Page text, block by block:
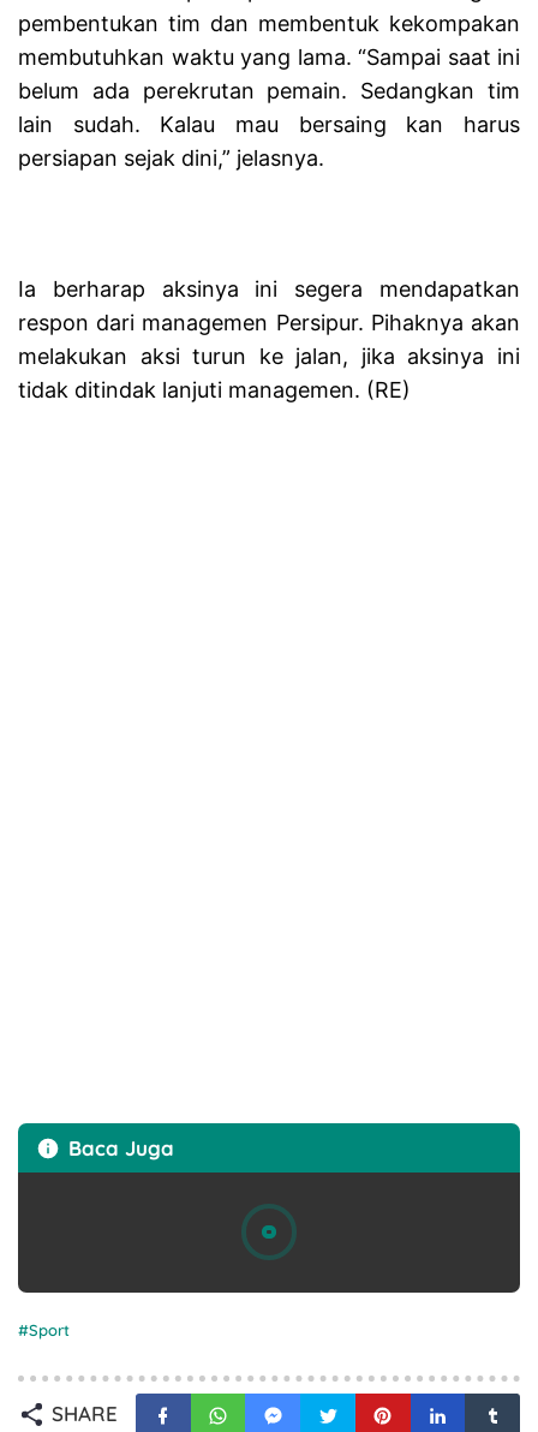
pembentukan tim dan membentuk kekompakan
membutuhkan waktu yang lama. “Sampai saat ini
belum ada perekrutan pemain. Sedangkan tim
lain sudah. Kalau mau bersaing kan harus
persiapan sejak dini,” jelasnya.
Ia berharap aksinya ini segera mendapatkan
respon dari managemen Persipur. Pihaknya akan
melakukan aksi turun ke jalan, jika aksinya ini
tidak ditindak lanjuti managemen. (RE)
Baca Juga
Sport
SHARE